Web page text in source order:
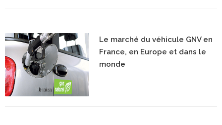
Le marché du véhicule GNV en
France, en Europe et dans le
monde